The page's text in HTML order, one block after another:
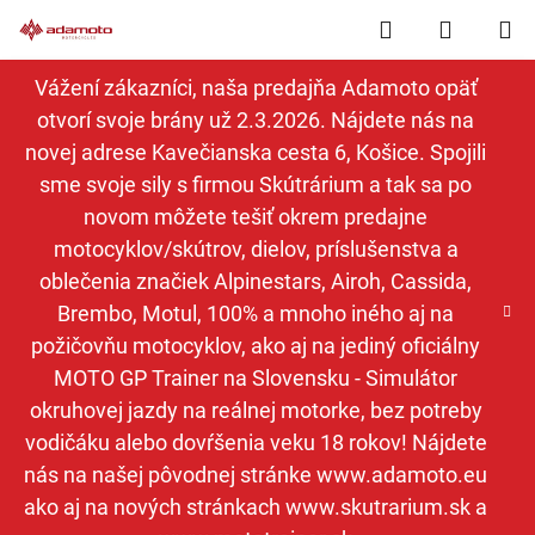
na
obsah
Vážení zákazníci, naša predajňa Adamoto opäť
otvorí svoje brány už 2.3.2026. Nájdete nás na
novej adrese Kavečianska cesta 6, Košice. Spojili
sme svoje sily s firmou Skútrárium a tak sa po
novom môžete tešiť okrem predajne
motocyklov/skútrov, dielov, príslušenstva a
oblečenia značiek Alpinestars, Airoh, Cassida,
Brembo, Motul, 100% a mnoho iného aj na
požičovňu motocyklov, ako aj na jediný oficiálny
MOTO GP Trainer na Slovensku - Simulátor
okruhovej jazdy na reálnej motorke, bez potreby
vodičáku alebo dovŕšenia veku 18 rokov! Nájdete
nás na našej pôvodnej stránke www.adamoto.eu
ako aj na nových stránkach www.skutrarium.sk a
Hľadať
KOŠÍK